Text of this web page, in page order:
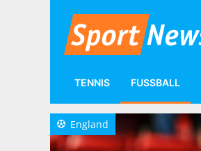
TENNIS FUSSBALL
a England